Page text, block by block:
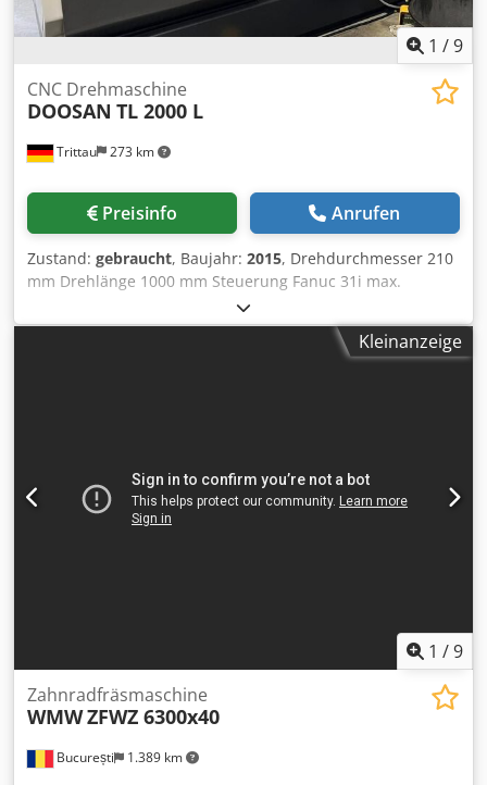
1 /9
Trittau 273 km
CNC Drehmaschine
DOOSAN TL 2000 L
Preisinfo Anrufen
Zustand: gebraucht, Baujahr: 2015, Drehdurchmesser 210
mm Drehlänge 1000 mm Steuerung Fanuc 31i max.
Drehzahl 5.000 min/-1 Antriebsleistung - Hauptspindel 15
kW Max. Drehmoment 476 Nm Cjdpexq R Evsfx Anterf
Stangendurchlass 65 mm x-Achse 250 mm z-Achse 1050
Zubehör, abgebildete Werkzeuge und Spannmittel
gehören nur zum Lieferumfang wenn dies in den
Zusatzinformationen vermerkt ist. Aenderungen und
Kleinanzeige
1 /9
București 1.389 km
Zahnradfräsmaschine
WMWZFWZ 6300x40